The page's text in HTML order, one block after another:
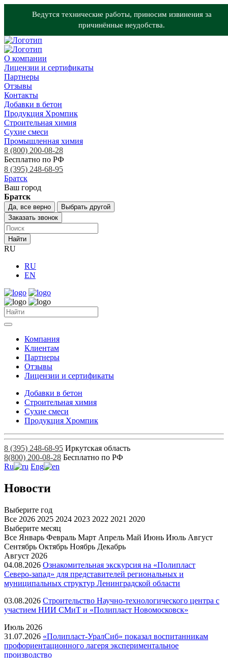
Ведутся технические работы, приносим извинения за
причинённые неудобства.
О компании
Лицензии и сертификаты
Партнеры
Отзывы
Контакты
Добавки в бетон
Продукция Хромпик
Строительная химия
Сухие смеси
Промышленная химия
8 (800) 200-08-28
Бесплатно по РФ
8 (395) 248-68-95
Братск
Ваш город
Братск
Да, все верно
Выбрать другой
Заказать звонок
Найти
RU
RU
EN
Компания
Клиентам
Партнеры
Отзывы
Лицензии и сертификаты
Добавки в бетон
Строительная химия
Сухие смеси
Продукция Хромпик
8 (395) 248-68-95 Иркутская область
8(800) 200-08-28 Бесплатно по РФ
Ru
Eng
Новости
Выберите год
Все 2026 2025 2024 2023 2022 2021 2020
Выберите месяц
Все Январь Февраль Март Апрель Май Июнь Июль Август
Сентябрь Октябрь Ноябрь Декабрь
Август 2026
04.08.2026 Ознакомительная экскурсия на «Полипласт
Северо-запад» для представителей региональных и
муниципальных структур Ленинградской области
03.08.2026 Строительство Научно-технологического центра с
участием НИИ СМиТ и «Полипласт Новомосковск»
Июль 2026
31.07.2026 «Полипласт-УралСиб» показал воспитанникам
профориентационного лагеря экспериментальное
производство